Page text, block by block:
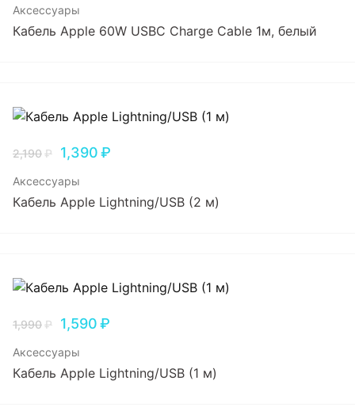
Аксессуары
Кабель Apple 60W USBC Charge Cable 1м, белый
2,190₽ 1,390₽
Аксессуары
Кабель Apple Lightning/USB (2 м)
1,990₽ 1,590₽
Аксессуары
Кабель Apple Lightning/USB (1 м)